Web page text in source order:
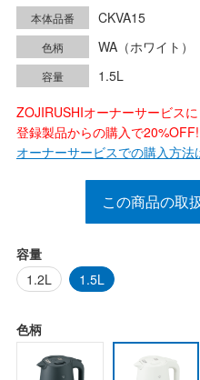
本体品番 CKVA15
色柄 WA（ホワイト）
容量
1.5L
ZOJIRUSHIオーナーサービスに
登録製品からの購入で
オーナーサービスでの購入方法
この商品の取
容量
1.2L
1.5L
色柄